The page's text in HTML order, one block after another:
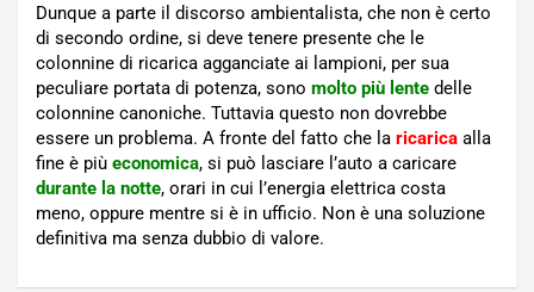
Dunque a parte il discorso ambientalista, che non è certo
di secondo ordine, si deve tenere presente che le
colonnine di ricarica agganciate ai lampioni, per sua
peculiare portata di potenza, sono molto più lente delle
colonnine canoniche. Tuttavia questo non dovrebbe
essere un problema. A fronte del fatto che la ricarica alla
fine è più economica, si può lasciare l’auto a caricare
durante la notte, orari in cui l’energia elettrica costa
meno, oppure mentre si è in ufficio. Non è una soluzione
definitiva ma senza dubbio di valore.